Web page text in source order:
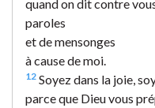
quand on dit contre
paroles
et de mensonges
à cause de moi.
12 Soyez dans la joie,
parce que Dieu vous